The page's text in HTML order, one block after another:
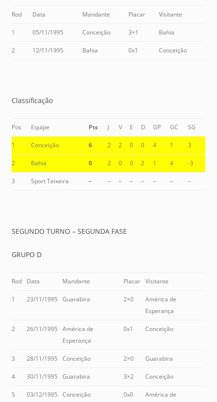
Rod Data Mandante Placar Visitante
1 05/11/1995 Conceição 3×1 Bahia
2 12/11/1995 Bahia 0x1 Conceição
Classificação
Pos Equipe Pts J V E D GP GC SG
1 Conceição 6 2 2 0 0 4 1 3
2 Bahia 0 2 0 0 2 1 4 -3
3 Sport Teixeira – – – – – – – –
SEGUNDO TURNO – SEGUNDA FASE
GRUPO D
Rod Data Mandante Placar Visitante
1 23/11/1995 Guarabira 2×0
América de
Esperança
2 26/11/1995
América de
Esperança
0x1 Conceição
3 28/11/1995 Conceição 2×0 Guarabira
4 30/11/1995 Guarabira 3×2 Conceição
5 03/12/1995 Conceição 0x0
América de